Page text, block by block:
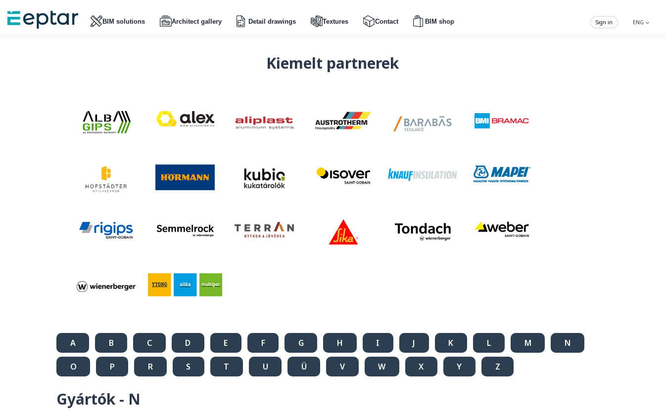
BIM solutions Architect gallery Detail drawings Textures Contact BIM shop ENG
Sign in
Kiemelt partnerek
A B C D E F G H I J K L M N
O P R S T U Ü V W X Y Z
Gyártók - N